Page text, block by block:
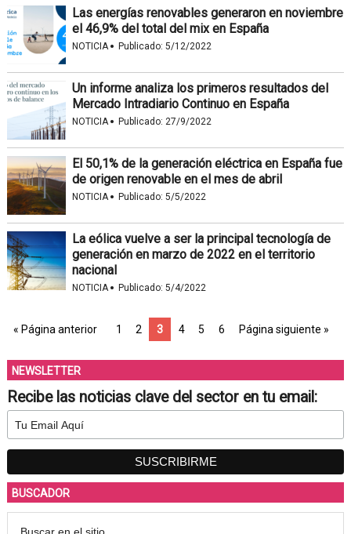
Las energías renovables generaron en noviembre
el 46,9% del total del mix en España
NOTICIA· Publicado: 5/12/2022
Un informe analiza los primeros resultados del
Mercado Intradiario Continuo en España
NOTICIA· Publicado: 27/9/2022
El 50,1% de la generación eléctrica en España fue
de origen renovable en el mes de abril
NOTICIA· Publicado: 5/5/2022
La eólica vuelve a ser la principal tecnología de
generación en marzo de 2022 en el territorio
nacional
NOTICIA· Publicado: 5/4/2022
« Página anterior 1 2 3 4 5 6 Página siguiente »
NEWSLETTER
Recibe las noticias clave del sector en tu email:
BUSCADOR